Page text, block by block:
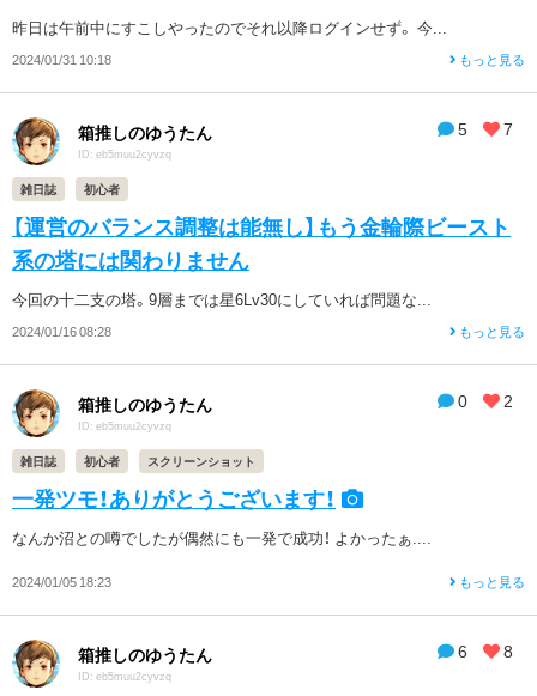
昨日は午前中にすこしやったのでそれ以降ログインせず。 今...
2024/01/31 10:18 もっと見る
5 7
箱推しのゆうたん
ID: eb5muu2cyvzq
雑日誌 初心者
【運営のバランス調整は能無し】もう金輪際ビースト
系の塔には関わりません
今回の十二支の塔。9層までは星6Lv30にしていれば問題な...
2024/01/16 08:28 もっと見る
0 2
箱推しのゆうたん
ID: eb5muu2cyvzq
雑日誌 初心者 スクリーンショット
一発ツモ！ありがとうございます！
なんか沼との噂でしたが偶然にも一発で成功！ よかったぁ....
2024/01/05 18:23 もっと見る
6 8
箱推しのゆうたん
ID: eb5muu2cyvzq